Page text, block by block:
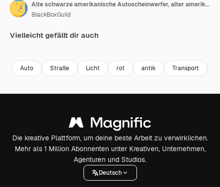
Alte schwarze amerikanische Autoscheinwerfer, alter amerikanischer Muscle-Car, DeSoto Diplomat, glänzende Autoscheinwerfer, amerikanische Motorhaube, schwarzes Auto
BlackBoxGuild
Vielleicht gefällt dir auch
Auto Straße Licht rot antik Transport
Die kreative Plattform, um deine beste Arbeit zu verwirklichen.
Mehr als 1 Million Abonnenten unter Kreativen, Unternehmen,
Agenturen und Studios.
Deutsch